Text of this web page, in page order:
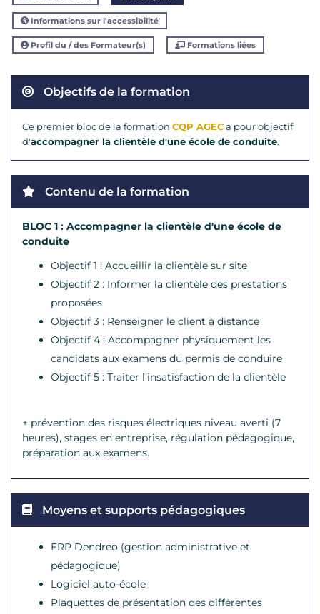
Informations sur l'accessibilité
Profil du / des Formateur(s) Formations liées
Objectifs de la formation
Ce premier bloc de la formation CQP AGECa pour objectif
d'accompagner la clientèle d'une école de conduite.
Contenu de la formation
BLOC 1 : Accompagner la clientèle d'une école de
conduite
Objectif 1 : Accueillir la clientèle sur site
Objectif 2 : Informer la clientèle des prestations
proposées
Objectif 3 : Renseigner le client à distance
Objectif 4 : Accompagner physiquement les
candidats aux examens du permis de conduire
Objectif 5 : Traiter l'insatisfaction de la clientèle
+ prévention des risques électriques niveau averti (7
heures), stages en entreprise, régulation pédagogique,
préparation aux examens.
Moyens et supports pédagogiques
ERP Dendreo (gestion administrative et
pédagogique)
Logiciel auto-école
Plaquettes de présentation des différentes